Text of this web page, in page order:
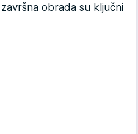
obrada su ključni